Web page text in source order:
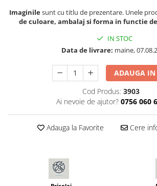
Seminte salata
Seminte Vinete
Seminte Legume Profesionale
Seminte pentru germinare
Imaginilesunt cu titlu de prezentare. Unele
de culoare, ambalaj si forma in functie
IN STOC
Data de livrare: maine,
ADAUGA IN
Cod Produs: 3903
Ai nevoie de ajutor? 0756 060
Adauga la Favorite Cere